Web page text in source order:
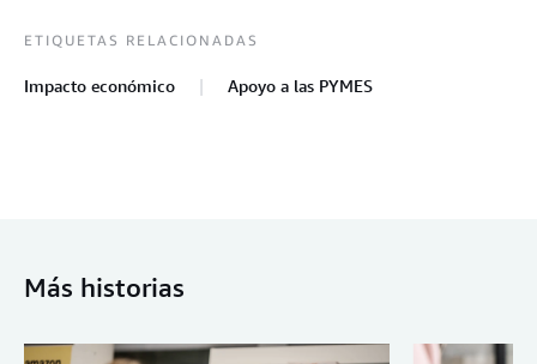
ETIQUETAS RELACIONADAS
Impacto económico Apoyo a las PYMES
Más historias